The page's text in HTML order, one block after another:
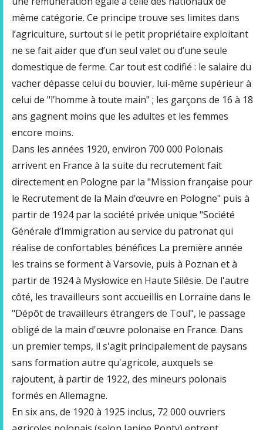
même catégorie. Ce principe trouve ses limites dans
l’agriculture, surtout si le petit propriétaire exploitant
ne se fait aider que d’un seul valet ou d’une seule
domestique de ferme. Car tout est codifié : le salaire du
vacher dépasse celui du bouvier, lui-même supérieur à
celui de "l’homme à toute main" ; les garçons de 16 à 18
ans gagnent moins que les adultes et les femmes
encore moins.
Dans les années 1920, environ 700 000 Polonais
arrivent en France à la suite du recrutement fait
directement en Pologne par la "Mission française pour
le Recrutement de la Main d’œuvre en Pologne" puis à
partir de 1924 par la société privée unique "Société
Générale d’Immigration au service du patronat qui
réalise de confortables bénéfices La première année
les trains se forment à Varsovie, puis à Poznan et à
partir de 1924 à Mysłowice en Haute Silésie. De l'autre
côté, les travailleurs sont accueillis en Lorraine dans le
"Dépôt de travailleurs étrangers de Toul", le passage
obligé de la main d'œuvre polonaise en France. Dans
un premier temps, il s'agit principalement de paysans
sans formation autre qu'agricole, auxquels se
rajoutent, à partir de 1922, des mineurs polonais
formés en Allemagne.
En six ans, de 1920 à 1925 inclus, 72 000 ouvriers